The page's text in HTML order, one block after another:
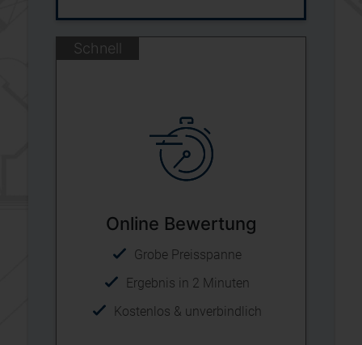
Schnell
Online Bewertung
Grobe Preisspanne
Ergebnis in 2 Minuten
Kostenlos & unverbindlich